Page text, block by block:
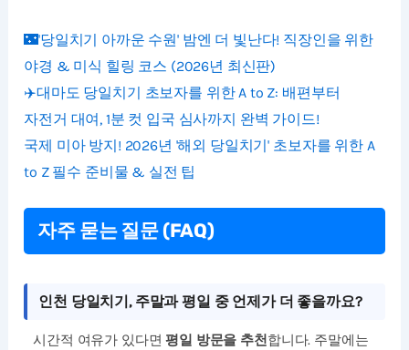
🌃'당일치기 아까운 수원' 밤엔 더 빛난다! 직장인을 위한
야경 & 미식 힐링 코스 (2026년 최신판)
✈️대마도 당일치기 초보자를 위한 A to Z: 배편부터
자전거 대여, 1분 컷 입국 심사까지 완벽 가이드!
국제 미아 방지! 2026년 '해외 당일치기' 초보자를 위한 A
to Z 필수 준비물 & 실전 팁
자주 묻는 질문 (FAQ)
인천 당일치기, 주말과 평일 중 언제가 더 좋을까요?
시간적 여유가 있다면평일 방문을 추천합니다. 주말에는